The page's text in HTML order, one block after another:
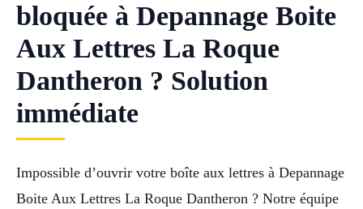
bloquée à Depannage Boite
Aux Lettres La Roque
Dantheron ? Solution
immédiate
Impossible d’ouvrir votre boîte aux lettres à Depannage
Boite Aux Lettres La Roque Dantheron ? Notre équipe